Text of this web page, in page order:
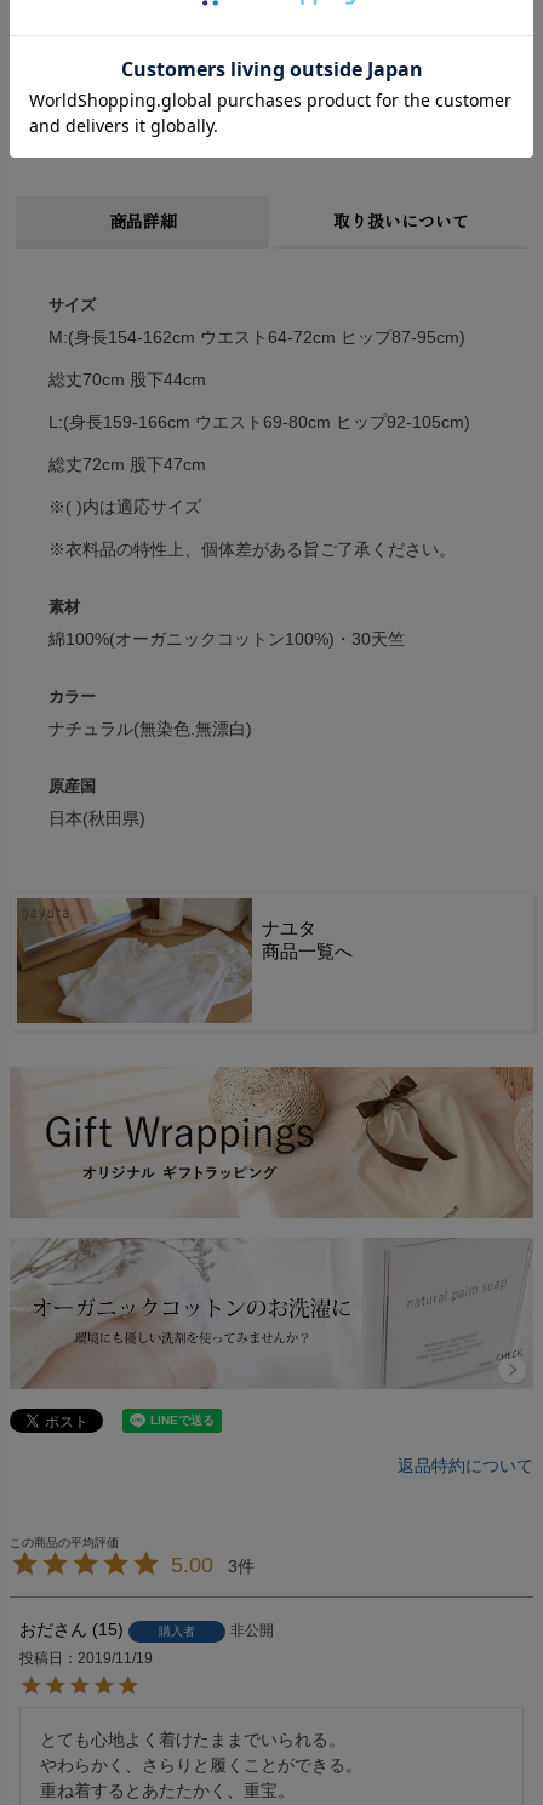
»レディース十分丈レギンスはこちら
商品詳細 取り扱いについて
サイズ
M:(身長154-162cm ウエスト64-72cm ヒップ87-95cm)
総丈70cm 股下44cm
L:(身長159-166cm ウエスト69-80cm ヒップ92-105cm)
総丈72cm 股下47cm
※( )内は適応サイズ
※衣料品の特性上、個体差がある旨ご了承ください。
素材
綿100%(オーガニックコットン100%)・30天竺
カラー
ナチュラル(無染色.無漂白)
原産国
日本(秋田県)
ナユタ
商品一覧へ
返品特約について
5.00 3
おだ 15 購入者
非公開
投稿日
2019/11/19
とても心地よく着けたままでいられる。
やわらかく、さらりと履くことができる。
重ね着するとあたたかく、重宝。